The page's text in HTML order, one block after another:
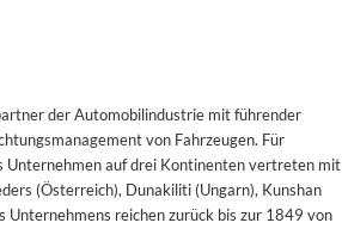
der Automobilindustrie mit führender
von Fahrzeugen. Für
auf drei Kontinenten vertreten mit
(Österreich), Dunakiliti (Ungarn), Kunshan
Unternehmens reichen zurück bis zur 1849 von